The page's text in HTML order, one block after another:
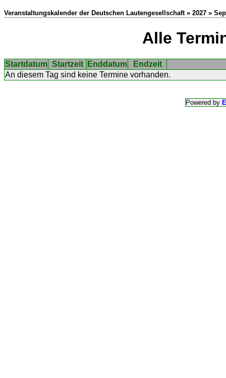
Veranstaltungskalender der Deutschen Lautengesellschaft » 2027 »
Alle
Startdatum Startzeit Enddatum
Endzeit
An diesem Tag sind keine Termine vorhanden.
Powered by